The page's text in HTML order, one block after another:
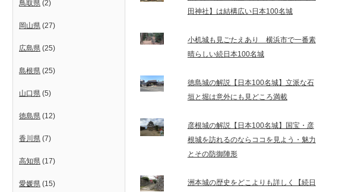
鳥取県 (2)
岡山県 (27)
広島県 (25)
島根県 (25)
山口県 (5)
徳島県 (12)
香川県 (7)
高知県 (17)
愛媛県 (15)
田神社】は結構広い日本100名城
小机城も見ごたえあり 横浜市で一番素
晴らしい続日本100名城
徳島城の解説【日本100名城】立派な石
垣と堀は意外にも見どころ満載
彦根城の解説【日本100名城】国宝・彦
根城を訪れるのならココを見よう・魅力
とその防御陣形
洲本城の歴史をどこよりも詳しく【続日